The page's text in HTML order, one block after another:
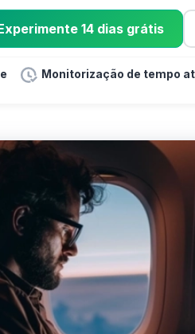
14 dias grátis
Monitorização de tempo